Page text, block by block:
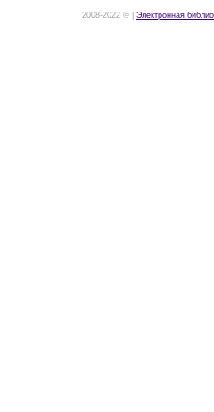
2008-2022 © | Электронная